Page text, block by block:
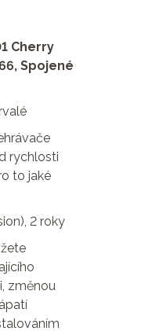
Cherry
Spojené
rychlosti
to jaké
2 roky
změnou